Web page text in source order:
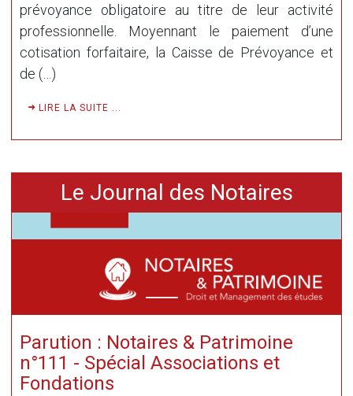
prévoyance obligatoire au titre de leur activité
professionnelle. Moyennant le paiement d’une
cotisation forfaitaire, la Caisse de Prévoyance et
de (…)
LIRE LA SUITE ...
Le Journal des Notaires
Parution : Notaires & Patrimoine
n°111 - Spécial Associations et
Fondations